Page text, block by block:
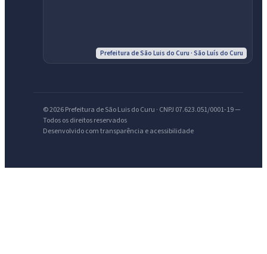
Prefeitura de São Luis do Curu · São Luís do Curu
© 2026 Prefeitura de São Luis do Curu · CNPJ 07.623.051/0001-19 —
Todos os direitos reservados
Desenvolvido com transparência e acessibilidade
Licitações abertas Carta de serviços Diário Oficial